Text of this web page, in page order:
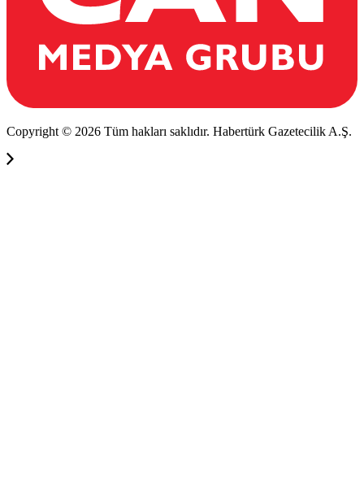
Copyright © 2026 Tüm hakları saklıdır. Habertürk Gazetecilik A.Ş.